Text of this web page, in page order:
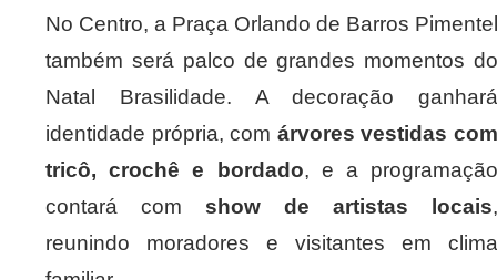
No Centro, a Praça Orlando de Barros Pimentel
também será palco de grandes momentos do
Natal Brasilidade. A decoração ganhará
identidade própria, com árvores vestidas
tricô, crochê e bordado, e a programação
contará com show de artistas locais,
reunindo moradores e visitantes em clima